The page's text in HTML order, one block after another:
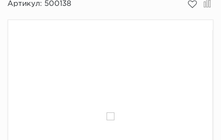
Артикул: 500138